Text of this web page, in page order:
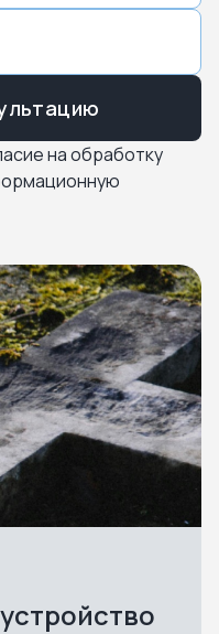
на обработку